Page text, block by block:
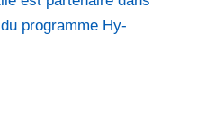
programme Hy-